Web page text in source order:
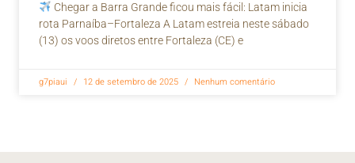
Chegar a Barra Grande ficou mais fácil: Latam inicia
rota Parnaíba–Fortaleza A Latam estreia neste sábado
(13) os voos diretos entre Fortaleza (CE) e
g7piaui 12 de setembro de 2025 Nenhum comentário